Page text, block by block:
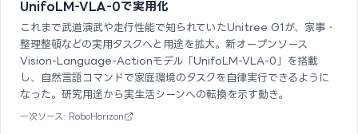
UnifoLM-VLA-0で実用化
これまで武道演武や走行性能で知られていたUnitree G1が、家事・
整理整頓などの実用タスクへと用途を拡大。新オープンソース
Vision-Language-Actionモデル「UnifoLM-VLA-0」を搭載
し、自然言語コマンドで家庭環境のタスクを自律実行できるように
なった。研究用途から実生活シーンへの転換を示す動き。
一次ソース: RoboHorizon